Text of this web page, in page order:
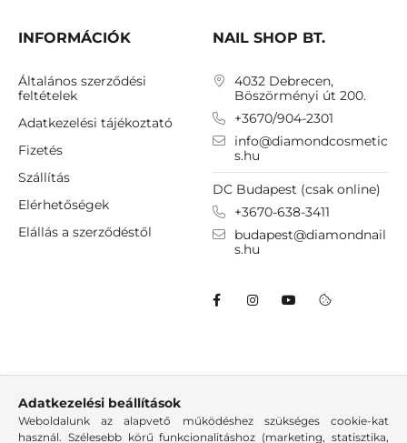
INFORMÁCIÓK
Általános szerződési
feltételek
Adatkezelési tájékoztató
Fizetés
Szállítás
Elérhetőségek
Elállás a szerződéstől
NAIL SHOP BT.
4032 Debrecen,
Böszörményi út 200.
+3670/904-2301
info@diamondcosmetic
s.hu
DC Budapest (csak online)
+3670-638-3411
budapest@diamondnail
s.hu
Adatkezelési beállítások
Weboldalunk az alapvető működéshez szükséges cookie-kat
használ. Szélesebb körű funkcionalitáshoz (marketing, statisztika,